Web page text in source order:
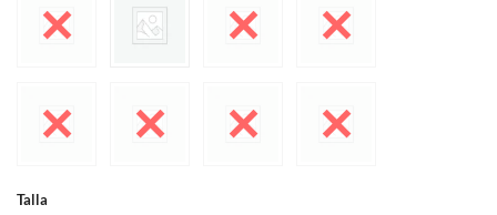
Talla